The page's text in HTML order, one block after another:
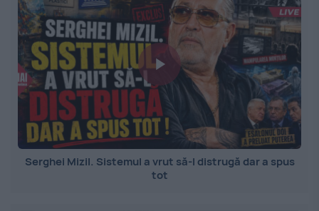
Serghei Mizil. Sistemul a vrut să-l distrugă dar a spus
tot